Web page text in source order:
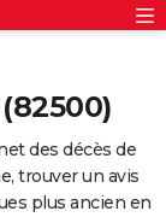
des décès de
trouver un avis
plus ancien en